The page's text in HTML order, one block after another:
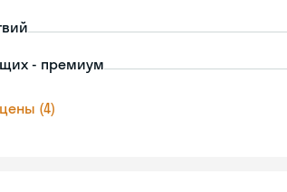
- премиум
(4)